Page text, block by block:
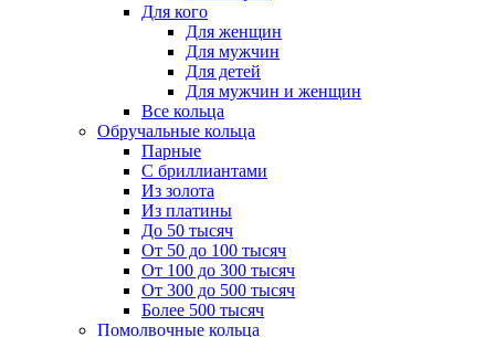
Для кого
Для женщин
Для мужчин
Для детей
Для мужчин и женщин
Все кольца
Обручальные кольца
Парные
С бриллиантами
Из золота
Из платины
До 50 тысяч
От 50 до 100 тысяч
От 100 до 300 тысяч
От 300 до 500 тысяч
Более 500 тысяч
Помолвочные кольца